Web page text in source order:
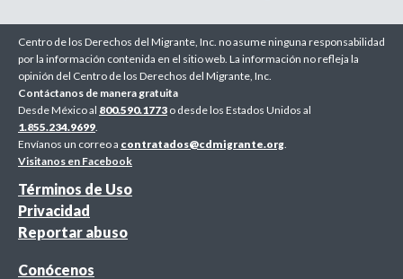
Centro de los Derechos del Migrante, Inc. no asume ninguna responsabilidad
por la información contenida en el sitio web. La información no refleja la
opinión del Centro de los Derechos del Migrante, Inc.
Contáctanos de manera gratuita
Desde México al 800.590.1773 o desde los Estados Unidos al
1.855.234.9699.
Envíanos un correo a contratados@cdmigrante.org.
Visitanos en Facebook
Términos de Uso
Privacidad
Reportar abuso
Conócenos